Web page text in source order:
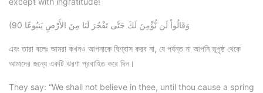
(90 وَقَالُواْ لَن نُّؤْمِنَ لَكَ حَتَّى تَفْجُرَ لَنَا مِنَ الأَرْضِ يَنبُوعًا
এবং তারা বলেঃ আমরা কখনও আপনাকে বিশ্বাস করব না, যে পর্যন্ত না আপনি ভূপৃষ্ঠ থেকে
আমাদের জন্যে একটি ঝরণা প্রবাহিত করে দিন।
They say: “We shall not believe in thee, until thou cause a spring